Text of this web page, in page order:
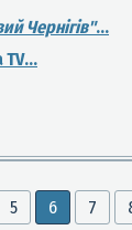
Чернiгiв"...
...
5 6 7